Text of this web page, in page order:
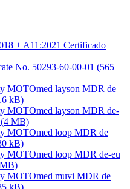
+ A11:2021 Certificado
No. 50293-60-00-01 (565
MOTOmed layson MDR de
kB)
MOTOmed layson MDR de-
(4 MB)
MOTOmed loop MDR de
kB)
MOTOmed loop MDR de-eu
MOTOmed muvi MDR de
kB)